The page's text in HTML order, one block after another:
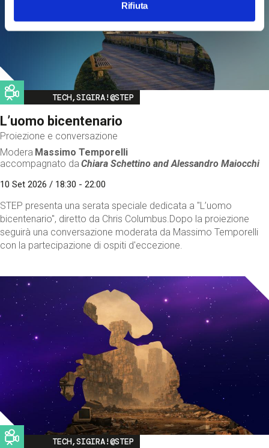
Rifiuta
Image
TECH,SIGIRA!@STEP
L’uomo bicentenario
Proiezione e conversazione
Modera Massimo Temporelli
accompagnato da Chiara Schettino andAlessandro Maiocchi
10 Set 2026 / 18:30 - 22:00
STEP presenta una serata speciale dedicata a "L’uomo
bicentenario", diretto da Chris Columbus.Dopo la proiezione
seguirà una conversazione moderata da Massimo Temporelli
con la partecipazione di ospiti d'eccezione.
Image
TECH,SIGIRA!@STEP